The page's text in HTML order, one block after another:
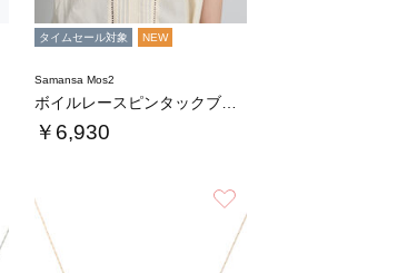
タイムセール対象 NEW
Samansa Mos2
￥6,930